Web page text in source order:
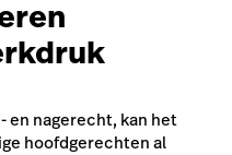
en nagerecht, kan het
hoofdgerechten al